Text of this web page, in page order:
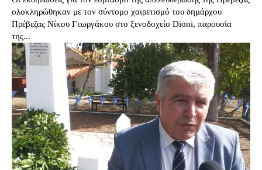
ολοκληρώθηκαν με τον σύντομο χαιρετισμό του δημάρχου
Πρέβεζας Νίκου Γεωργάκου στο ξενοδοχείο Dioni, παρουσία
της...